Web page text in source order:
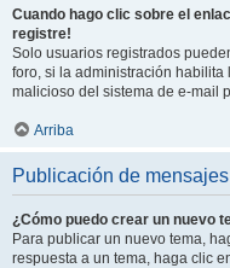
Cuando hago clic sobre el
registre!
Solo usuarios registrados
foro, si la administración
malicioso del sistema de e-mail
Arriba
Publicación de mensajes
¿Cómo puedo crear un nuevo
Para publicar un nuevo tema,
respuesta a un tema, haga clic